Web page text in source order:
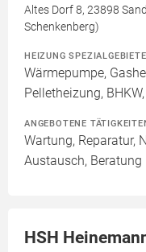
Altes Dorf 8, 23898
Schenkenberg)
HEIZUNG SPEZIALGEBIETE
Wärmepumpe,
Pelletheizung,
ANGEBOTENE
Wartung, Reparatur,
Austausch, Beratung
HSH